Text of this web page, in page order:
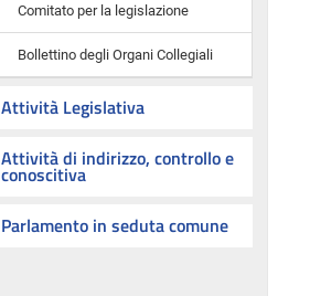
Comitato per la legislazione
Bollettino degli Organi Collegiali
Attività Legislativa
Attività di indirizzo, controllo e
conoscitiva
Parlamento in seduta comune